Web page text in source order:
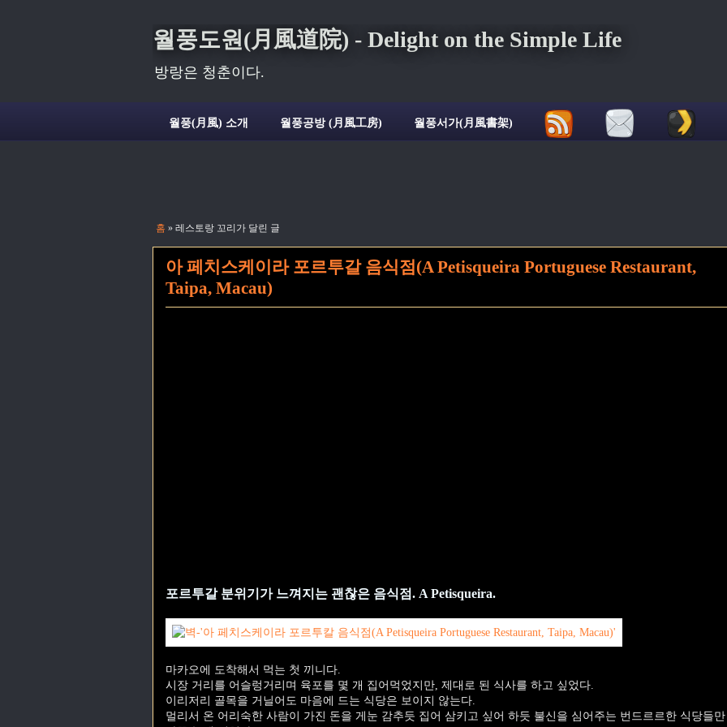
월풍도원(月風道院) - Delight on the Simple Life
방랑은 청춘이다.
월풍(月風) 소개 월풍공방 (月風工房) 월풍서가(月風書架)
홈 » 레스토랑 꼬리가 달린 글
아 페치스케이라 포르투갈 음식점(A Petisqueira Portuguese Restaurant,
Taipa, Macau)
포르투갈 분위기가 느껴지는 괜찮은 음식점. A Petisqueira.
마카오에 도착해서 먹는 첫 끼니다.
시장 거리를 어슬렁거리며 육포를 몇 개 집어먹었지만, 제대로 된 식사를 하고 싶었다.
이리저리 골목을 거닐어도 마음에 드는 식당은 보이지 않는다.
멀리서 온 어리숙한 사람이 가진 돈을 게눈 감추듯 집어 삼키고 싶어 하듯 불신을 심어주는 번드르르한 식당들만